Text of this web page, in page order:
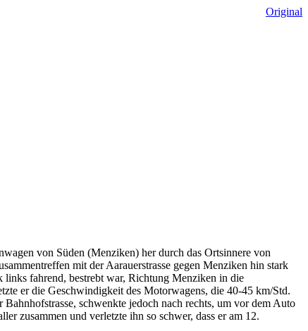
Original
von Süden (Menziken) her durch das Ortsinnere von
mit der Aarauerstrasse gegen Menziken hin stark
links fahrend, bestrebt war, Richtung Menziken in die
er die Geschwindigkeit des Motorwagens, die 40-45 km/Std.
schwenkte jedoch nach rechts, um vor dem Auto
zusammen und verletzte ihn so schwer, dass er am 12.